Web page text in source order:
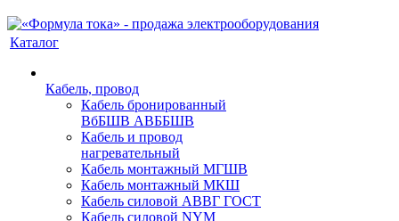
Каталог
Кабель, провод
Кабель бронированный
ВбБШВ АВББШВ
Кабель и провод
нагревательный
Кабель монтажный МГШВ
Кабель монтажный МКШ
Кабель силовой АВВГ ГОСТ
Кабель силовой NYM